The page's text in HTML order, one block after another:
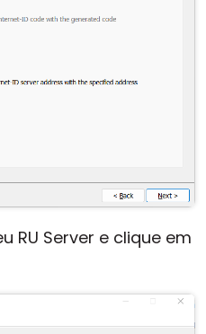
RU Server e clique em